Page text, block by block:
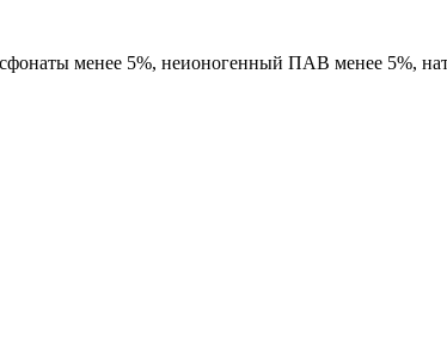
менее 5%, неионогенный ПАВ менее 5%,